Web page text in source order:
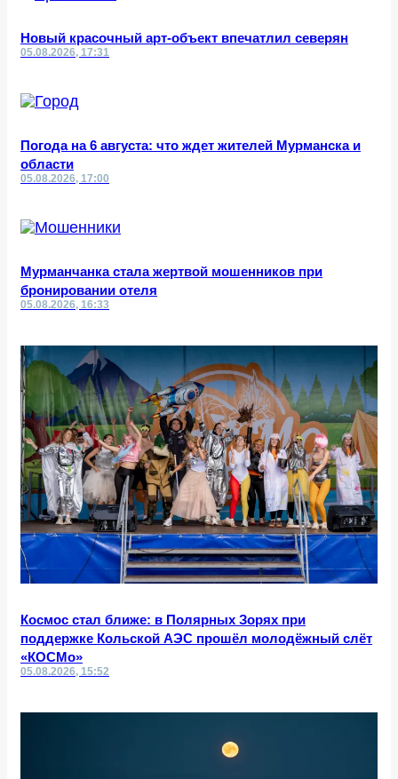
Новый красочный арт-объект впечатлил северян
05.08.2026, 17:31
Погода на 6 августа: что ждет жителей Мурманска и
области
05.08.2026, 17:00
Мурманчанка стала жертвой мошенников при
бронировании отеля
05.08.2026, 16:33
Космос стал ближе: в Полярных Зорях при
поддержке Кольской АЭС прошёл молодёжный слёт
«КОСМо»
05.08.2026, 15:52